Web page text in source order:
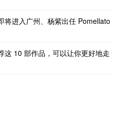
将进入广州、杨紫出任 Pomellato
这 10 部作品，可以让你更好地走